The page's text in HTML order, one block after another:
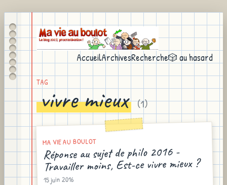
AccueilArchivesRecherche🎲 au hasard
TAG
vivre mieux (1)
MA VIE AU BOULOT
Réponse au sujet de philo 2016 -
Travailler moins, Est-ce vivre mieux ?
15 juin 2016